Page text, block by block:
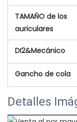
TAMAÑO de los
auriculares
DI2&Mecánico
Gancho de cola
Detalles